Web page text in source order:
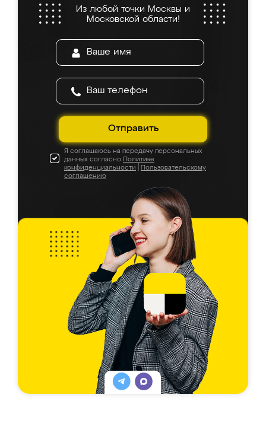
Из любой точки Москвы и
Московской области!
Отправить
Я соглашаюсь на передачу персональных
данных согласно Политике
конфиденциальности
Пользовательскому
соглашению